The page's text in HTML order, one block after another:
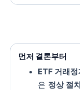
먼저 결론부터
ETF 거래정
은 정상 절